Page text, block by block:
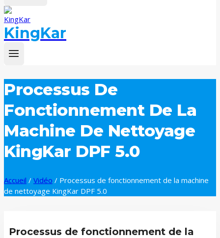
KingKar
Processus De
Fonctionnement De La
Machine De Nettoyage
KingKar DPF 5.0
Accueil / Vidéo / Processus de fonctionnement de la machine
de nettoyage KingKar DPF 5.0
Processus de fonctionnement de la